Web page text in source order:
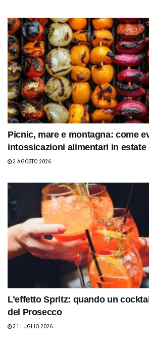
Picnic, mare e montagna: come
intossicazioni alimentari in estate
3 AGOSTO 2026
L’effetto Spritz: quando un
del Prosecco
31 LUGLIO 2026